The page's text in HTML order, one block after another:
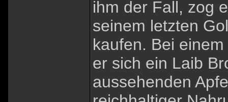
ihm der Fall, zog
seinem letzten
kaufen. Bei
er sich ein Laib
aussehenden